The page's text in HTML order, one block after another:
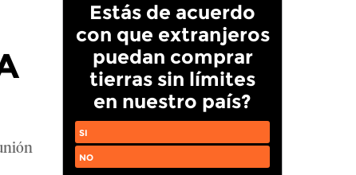
Estás de acuerdo
con que extranjeros
puedan comprar
tierras sin límites
en nuestro país?
SI
NO